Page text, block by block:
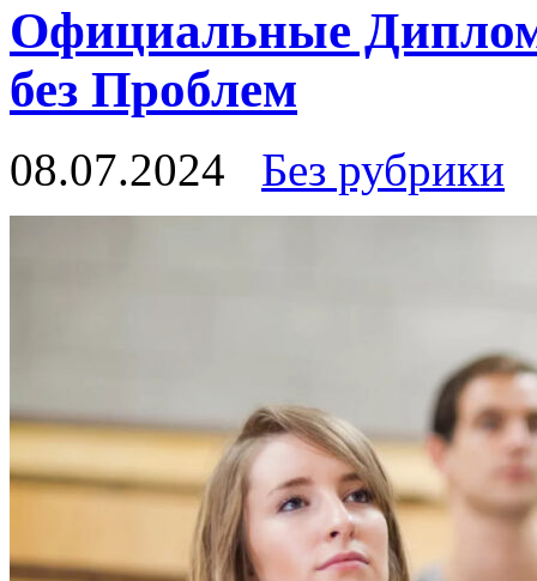
Официальные
без Проблем
08.07.2024 Без рубрики